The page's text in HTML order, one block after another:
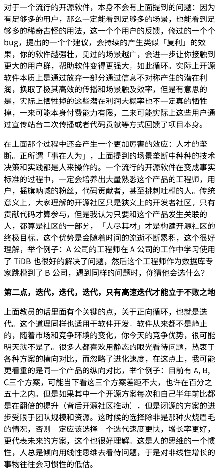
对于一个流行的开源软件，本身不会有上面提到的问题：因为
有足够多的用户，那么一定能看到足够多的场景，也能看到足
够多的稀奇古怪的用法，这一个个用户的反馈，修过的一个个
bug，提出的一个个建议，会持续的产生类似「复利」的效
果，你的软件越强壮，见过的场景越广，会进一步让你接触到
更大的用户群，帮助软件变得更强大，如此循环。实际上开源
软件本质上是通过放弃一部分通过信息不对称产生的潜在利
润，换取了极其高效的传播和场景触及效率，但是有意思的
是，实际上牺牲掉的这些潜在利润大概率也不一定真的牺牲
掉，一来可能本身付费能力有限，二来可能实际上这些用户通
过宣传站台二次传播或者代码贡献等方式回馈了项目本身。
在上面那个过程中还会产生一个更加厉害的效应：人才的垄
断。正所谓「事在人为」，上面提到的场景垄断中种种的技术
决策和实践都是人来操作的。一个流行的开源软件在变成事实
标准的过程中，一定会培养出大量熟悉这个产品的工程师，用
户，摇旗呐喊的粉丝，代码贡献者，甚至挑刺吐槽的人。传统
意义上，大家理解的开源社区只是狭义上的开发者社区，只有
贡献代码才算参与，但是我认为只要和这个产品发生关联的
人，都算是社区的一部分，「人尽其材」才是构建开源社区的
终极目标。这个优势是会随着时间的流逝不断累积，这个很好
理解，举个例子：A 公司的工程师在 A 公司的工作中学习使用
了 TiDB 也很好的解决了问题，然后这个工程师作为数据库专
家跳槽到了 B 公司，遇到同样的问题时，你猜他会选什么？
第二点，迭代，迭代，迭代，只有高速迭代才能立于不败之地
上面教员的话里面有个关键的点，关于正向循环，也就是迭
代。这个道理同样也适用于软件开发，软件从来都不是静止
的，随着市场和竞争环境的变化，你今天的竞争优势，很可能
明天就不是了。很多人都喜欢用静态的眼光看待问题，热衷于
各种方案的横向对比，而忽略了进化速度，在这点上，我可能
更看重的是同一个产品的纵向对比，举个例子：目前有 A, B,
C三个方案，可能当下看这三个方案差距不大，也许在百分之
五十之内。但是如果其中一个开源方案每次和自己半年前比都
是在翻倍的提升（背后开源社区推动），但是闭源的方案的进
步受限于团队规模和资源。这时候的选择除非是那种火烧眉毛
的情况，否则一定应该选择一个迭代速度更快，增长率更好，
更代表未来的方案，这个也很好理解。这是人的思维的一个惯
性，人总是倾向用线性思维去看待问题，于是对非线性增长的
事物往往会习惯性的低估。